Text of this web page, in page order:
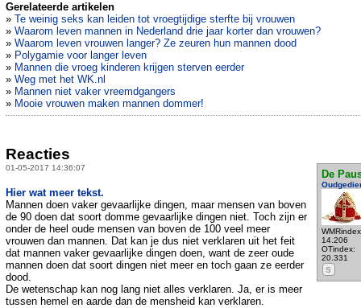
Gerelateerde artikelen
» Te weinig seks kan leiden tot vroegtijdige sterfte bij vrouwen
» Waarom leven mannen in Nederland drie jaar korter dan vrouwen?
» Waarom leven vrouwen langer? Ze zeuren hun mannen dood
» Polygamie voor langer leven
» Mannen die vroeg kinderen krijgen sterven eerder
» Weg met het WK.nl
» Mannen niet vaker vreemdgangers
» Mooie vrouwen maken mannen dommer!
Reacties
01-05-2017 14:36:07
De
14.206
OTindex:
20.331
S
Hier wat meer tekst.
Mannen doen vaker gevaarlijke dingen, maar mensen van boven
de 90 doen dat soort domme gevaarlijke dingen niet. Toch zijn er
onder de heel oude mensen van boven de 100 veel meer
vrouwen dan mannen. Dat kan je dus niet verklaren uit het feit
dat mannen vaker gevaarlijke dingen doen, want de zeer oude
mannen doen dat soort dingen niet meer en toch gaan ze eerder
dood.
De wetenschap kan nog lang niet alles verklaren. Ja, er is meer
tussen hemel en aarde dan de mensheid kan verklaren.